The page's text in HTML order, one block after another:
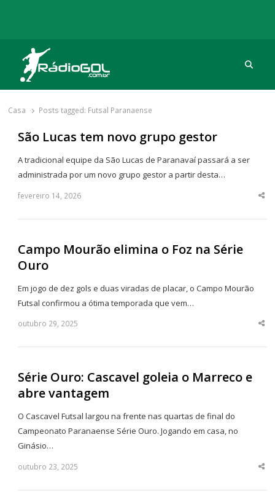
Rádio Gol
Há mais de 20 anos com as melhores coberturas
Casa Posts tagged: Futsal Paranaense
São Lucas tem novo grupo gestor
A tradicional equipe da São Lucas de Paranavaí passará a ser
administrada por um novo grupo gestor a partir desta…
fevereiro 14, 2026
Campo Mourão elimina o Foz na Série
Ouro
Em jogo de dez gols e duas viradas de placar, o Campo Mourão
Futsal confirmou a ótima temporada que vem…
outubro 29, 2025
Série Ouro: Cascavel goleia o Marreco e
abre vantagem
O Cascavel Futsal largou na frente nas quartas de final do
Campeonato Paranaense Série Ouro. Jogando em casa, no
Ginásio…
outubro 23, 2025